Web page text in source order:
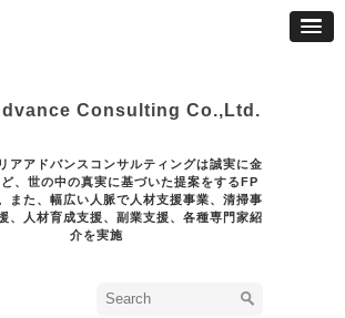
Consulting Co.,Ltd.
アアドバンスコンサルティングは誠実に金
、世の中の真実に基づいた提案をするFP
また、幅広い人脈で人材支援事業、清掃事
、人材育成支援、副業支援、各種専門家紹
介を実施